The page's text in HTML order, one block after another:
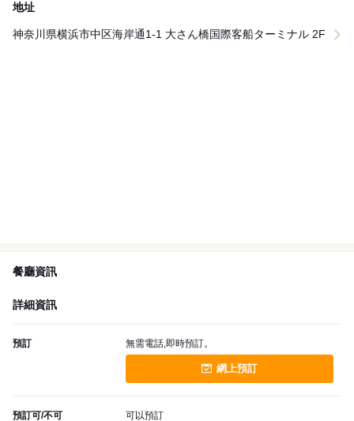
地址
神奈川県横浜市中区海岸通1-1 大さん橋国際客船ターミナル 2F
餐廳資訊
詳細資訊
預訂 無需電話,即時預訂。
網上預訂
預訂可/不可 可以預訂